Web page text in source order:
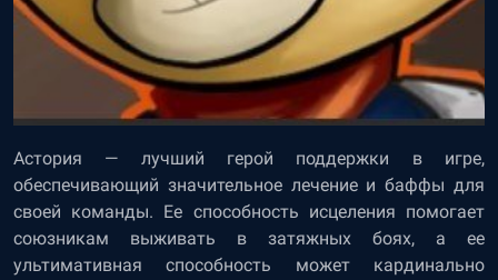
Астория — лучший герой поддержки в игре,
обеспечивающий значительное лечение и баффы для
своей команды. Ее способность исцеления помогает
союзникам выживать в затяжных боях, а ее
ультимативная способность может кардинально